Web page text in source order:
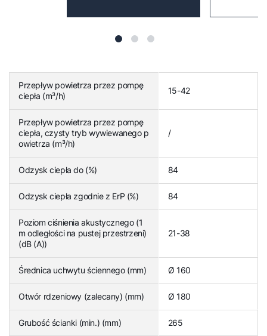
Przepływ powietrza przez pompę
ciepła (m³/h)
15-42
Przepływ powietrza przez pompę
ciepła, czysty tryb wywiewanego p
owietrza (m³/h)
/
Odzysk ciepła do (%) 84
Odzysk ciepła zgodnie z ErP (%) 84
Poziom ciśnienia akustycznego (1
m odległości na pustej przestrzeni)
(dB (A))
21-38
Średnica uchwytu ściennego (mm) Ø 160
Otwór rdzeniowy (zalecany) (mm) Ø 180
Grubość ścianki (min.) (mm) 265